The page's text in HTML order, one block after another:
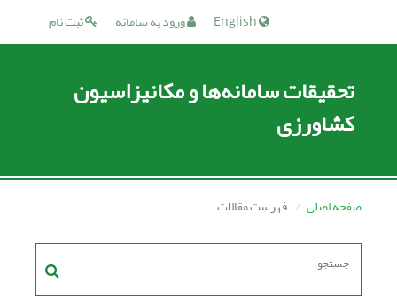
ثبت نام ورود به سامانه
تحقیقات سامانه‌ها و مکانیزاسیون
کشاورزی
صفحه اصلی فهرست مقالات